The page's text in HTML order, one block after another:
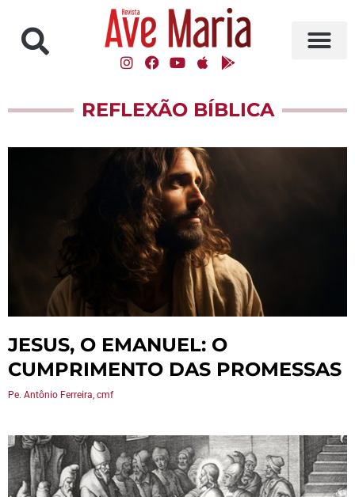
REFLEXÃO BÍBLICA
JESUS, O EMANUEL: O
CUMPRIMENTO DAS PROMESSAS
Pe. Antônio Ferreira, cmf